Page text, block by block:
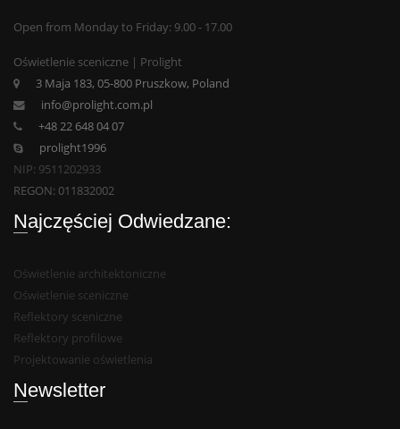
Open from Monday to Friday: 9.00 - 17.00
Oświetlenie sceniczne | Prolight
3 Maja 183, 05-800 Pruszkow, Poland
info@prolight.com.pl
+48 22 648 04 07
prolight1996
NIP: 9511202933
REGON: 011832002
Najczęściej Odwiedzane:
Oświetlenie architektoniczne
Oświetlenie sceniczne
Reflektory sceniczne
Reflektory profilowe
Projektowanie oświetlenia
Newsletter